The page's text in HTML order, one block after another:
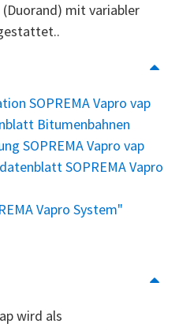
mit variabler
SOPREMA Vapro vap
Bitumenbahnen
SOPREMA Vapro vap
SOPREMA Vapro
Vapro System"
wird als